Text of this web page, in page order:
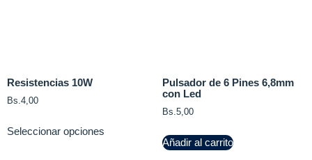
Resistencias 10W
Bs.4,00
Seleccionar opciones
Pulsador de 6 Pines 6,8mm
con Led
Bs.5,00
Añadir al carrito